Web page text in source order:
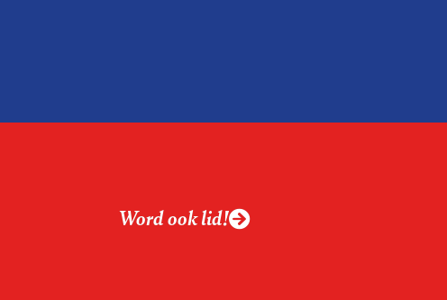
omgaan met een
macht?
Word ook lid!